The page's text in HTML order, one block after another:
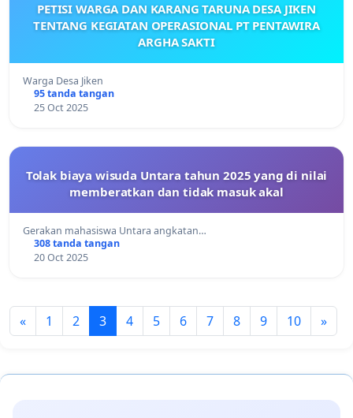
PETISI WARGA DAN KARANG TARUNA DESA JIKEN
TENTANG KEGIATAN OPERASIONAL PT PENTAWIRA
ARGHA SAKTI
Warga Desa Jiken
95 tanda tangan
25 Oct 2025
Tolak biaya wisuda Untara tahun 2025 yang di nilai
memberatkan dan tidak masuk akal
Gerakan mahasiswa Untara angkatan…
308 tanda tangan
20 Oct 2025
« 1 2 3 4 5 6 7 8 9 10 »